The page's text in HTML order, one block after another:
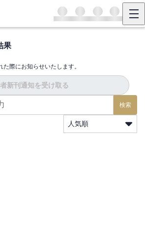
果
際にお知らせいたします。
新刊通知を受け取る
検索
人気順